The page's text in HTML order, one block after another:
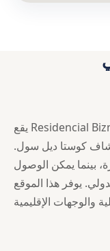
يقع Residencial Biznaga في موقع استراتيجي بين ميخاس
كوستا ديل سول.
بينما يمكن الوصول
يوفر هذا الموقع